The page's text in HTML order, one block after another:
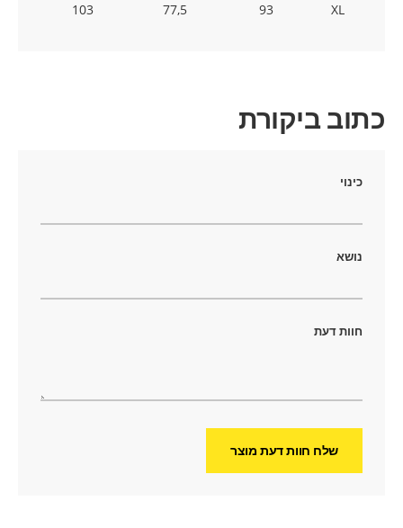
XL
93
77,5
103
כתוב ביקורת
כינוי
נושא
חוות דעת
שלח חוות דעת מוצר